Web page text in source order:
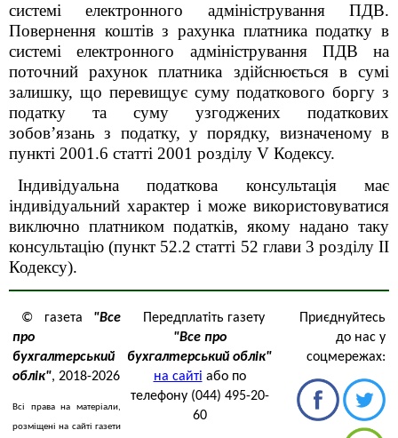
системі електронного адміністрування ПДВ.
Повернення коштів з рахунка платника податку в
системі електронного адміністрування ПДВ на
поточний рахунок платника здійснюється в сумі
залишку, що перевищує суму податкового боргу з
податку та суму узгоджених податкових
зобов’язань з податку, у порядку, визначеному в
пункті 2001 .6 статті 2001 розділу V Кодексу.
Індивідуальна податкова консультація має
індивідуальний характер і може використовуватися
виключно платником податків, якому надано таку
консультацію (пункт 52.2 статті 52 глави 3 розділу ІІ
Кодексу).
© газета "Все
про
бухгалтерський
облік", 2018-2026
Всі права на матеріали,
розміщені на сайті газети
Передплатіть газету
"Все про
бухгалтерський облік"
на сайті або по
телефону (044) 495-20-
60
Приєднуйтесь
до нас у
соцмережах: